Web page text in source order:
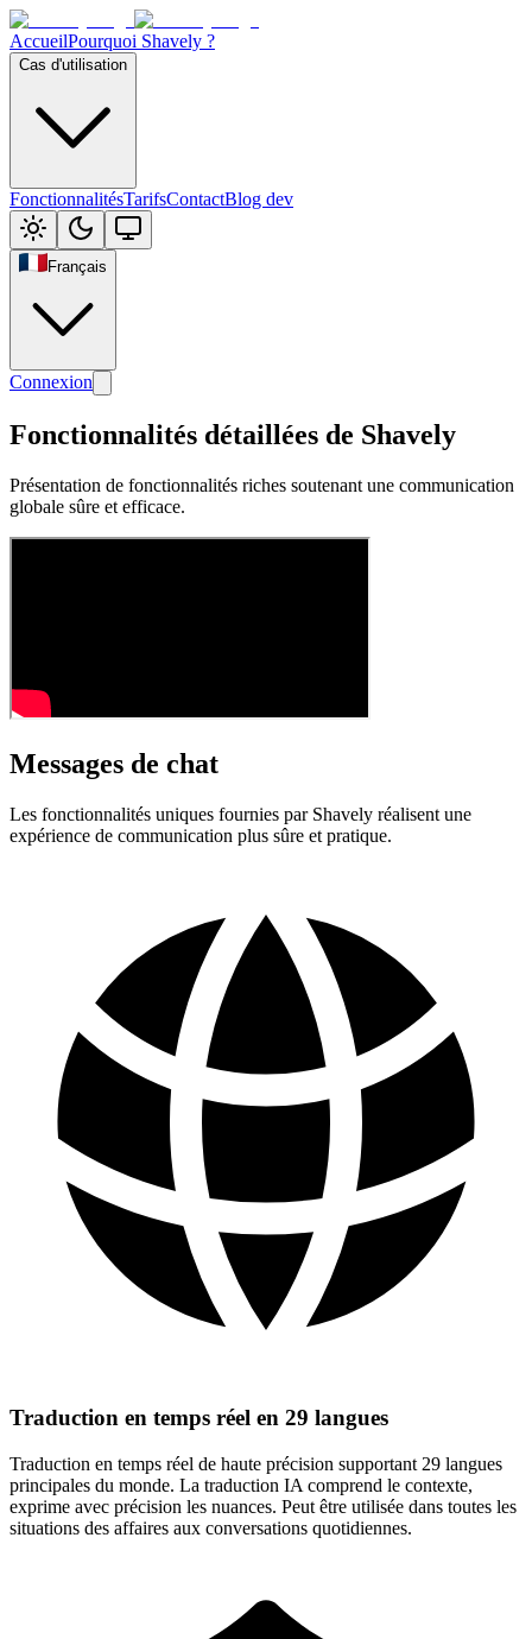
AccueilPourquoi Shavely ?
Cas d'utilisation
FonctionnalitésTarifsContactBlog dev
Français
Connexion
Fonctionnalités détaillées de Shavely
Présentation de fonctionnalités riches soutenant une communication
globale sûre et efficace.
Messages de chat
Les fonctionnalités uniques fournies par Shavely réalisent une
expérience de communication plus sûre et pratique.
Traduction en temps réel en 29 langues
Traduction en temps réel de haute précision supportant 29 langues
principales du monde. La traduction IA comprend le contexte,
exprime avec précision les nuances. Peut être utilisée dans toutes les
situations des affaires aux conversations quotidiennes.